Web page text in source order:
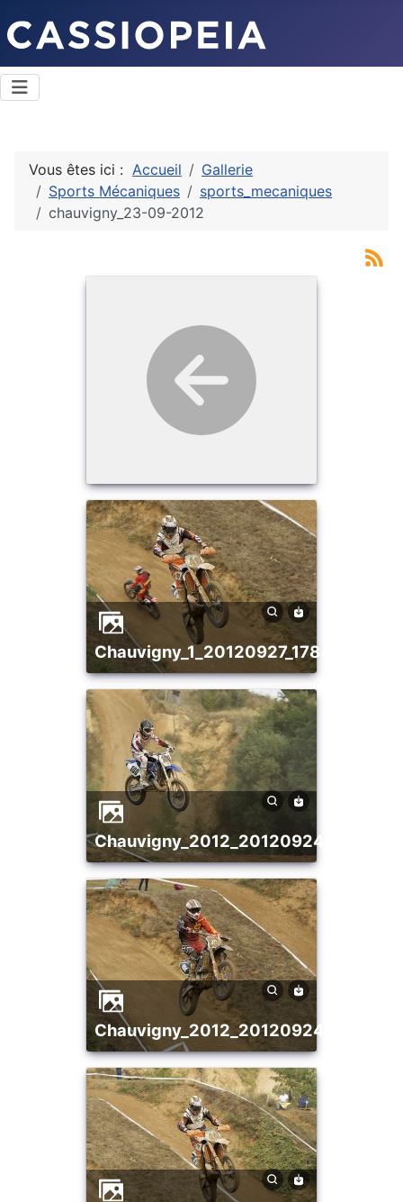
Vous êtes ici : Accueil
Gallerie
Sports Mécaniques
sports_mecaniques
chauvigny_23-09-2012
chauvigny_1_20120927_1784451818